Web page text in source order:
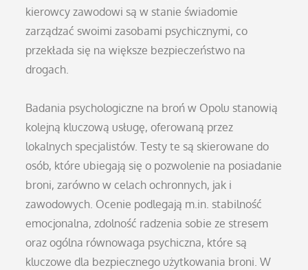
kierowcy zawodowi są w stanie świadomie
zarządzać swoimi zasobami psychicznymi, co
przekłada się na większe bezpieczeństwo na
drogach.
Badania psychologiczne na broń w Opolu stanowią
kolejną kluczową usługę, oferowaną przez
lokalnych specjalistów. Testy te są skierowane do
osób, które ubiegają się o pozwolenie na posiadanie
broni, zarówno w celach ochronnych, jak i
zawodowych. Ocenie podlegają m.in. stabilność
emocjonalna, zdolność radzenia sobie ze stresem
oraz ogólna równowaga psychiczna, które są
kluczowe dla bezpiecznego użytkowania broni. W